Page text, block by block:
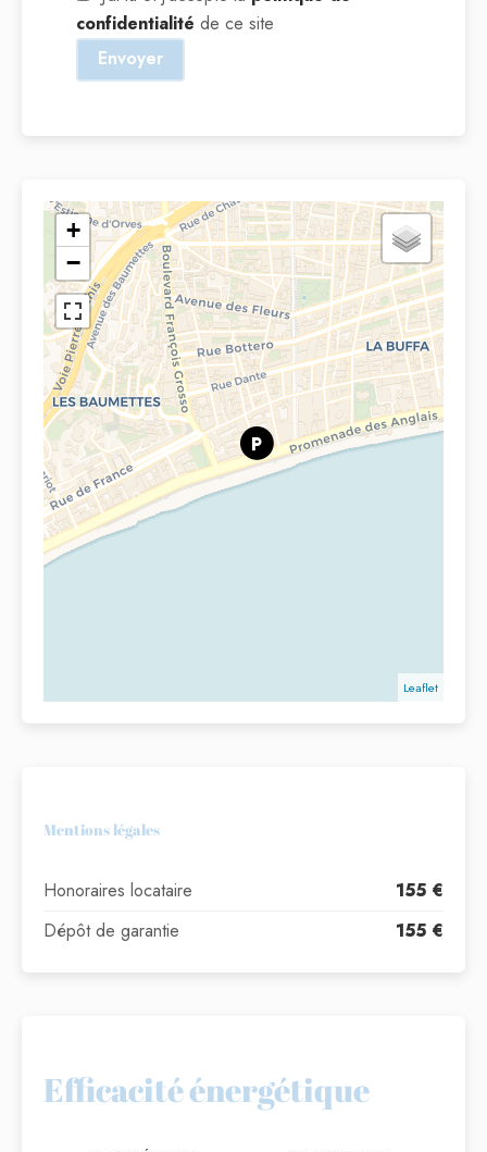
confidentialité de ce site
Envoyer
+
−
Leaflet
Mentions légales
Honoraires locataire
155 €
Dépôt de garantie
155 €
Efficacité énergétique